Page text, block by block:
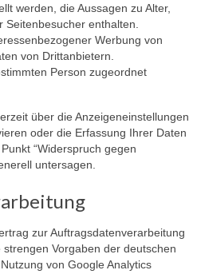
werden, die Aussagen zu Alter,
Seitenbesucher enthalten.
Werbung von
von Drittanbietern.
Person zugeordnet
über die Anzeigeneinstellungen
oder die Erfassung Ihrer Daten
“Widerspruch gegen
untersagen.
zur Auftragsdatenverarbeitung
Vorgaben der deutschen
von Google Analytics